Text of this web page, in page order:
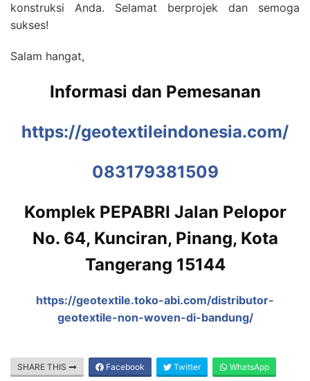
konstruksi Anda. Selamat berprojek dan semoga
sukses!
Salam hangat,
Informasi dan Pemesanan
https://geotextileindonesia.com/
083179381509
Komplek PEPABRI Jalan Pelopor
No. 64, Kunciran, Pinang, Kota
Tangerang 15144
https://geotextile.toko-abi.com/distributor-
geotextile-non-woven-di-bandung/
SHARE THIS Facebook Twitter WhatsApp